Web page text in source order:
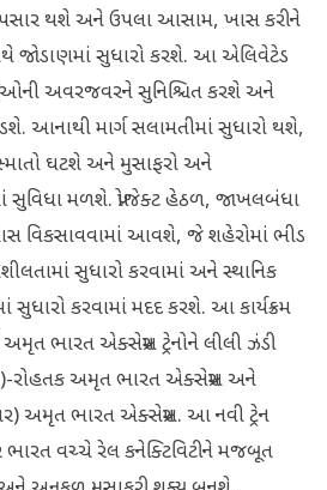
થશે અને ઉપલા આસામ, ખાસ કરીને
જોડાણમાં સુધારો કરશે. આ એલિવેટેડ
અવરજવરને સુનિશ્ચિત કરશે અને
આનાથી માર્ગ સલામતીમાં સુધારો થશે,
ઘટશે અને મુસાફરો અને
સુવિધા મળશે. પ્રોજેક્ટ હેઠળ, જાખલબંધા
વિકસાવવામાં આવશે, જે શહેરોમાં ભીડ
સુધારો કરવામાં અને સ્થાનિક
સુધારો કરવામાં મદદ કરશે. આ કાર્યક્રમ
અમૃત ભારત એક્સપ્રેસ ટ્રેનોને લીલી ઝંડી
રોહતક અમૃત ભારત એક્સપ્રેસ અને
અમૃત ભારત એક્સપ્રેસ. આ નવી ટ્રેન
ભારત વચ્ચે રેલ કનેક્ટિવિટીને મજબૂત